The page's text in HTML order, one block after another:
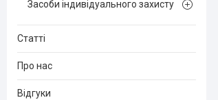
Засоби індивідуального захисту
Статті
Про нас
Відгуки